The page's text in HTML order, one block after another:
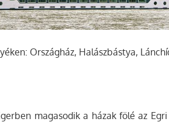
Országház, Halászbástya,
magasodik a házak fölé az